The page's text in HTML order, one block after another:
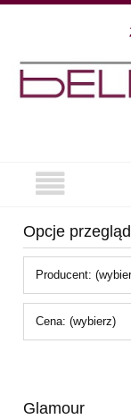
Opcje
Producent:
Cena: (wybierz)
Glamour